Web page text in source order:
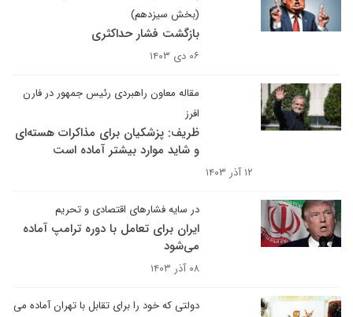
(بخش سیزدهم)
بازگشت فشار حداکثری
۰۶ دی ۱۴۰۳
مقاله معاون راهبردی رئیس جمهور در فارن
افرز
ظریف: پزشکیان برای مذاکرات هسته‌ای
و شاید موارد بیشتر آماده است
۱۲ آذر ۱۴۰۳
در سایه فشارهای اقتصادی و تحریم
ایران برای تعامل با دوره ترامپ آماده
می‌شود
۰۸ آذر ۱۴۰۳
دولتی که خود را برای تقابل با تهران آماده می